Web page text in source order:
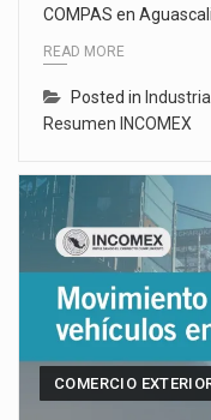
COMPAS en
READ MORE
Posted in
Resumen INCOMEX
COMERCIO